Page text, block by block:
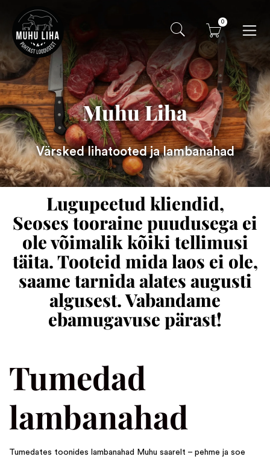
0
Muhu Liha
Värsked lihatooted ja lambanahad
Lugupeetud kliendid,
Seoses tooraine puudusega ei
ole võimalik kõiki tellimusi
täita. Tooteid mida laos ei ole,
saame tarnida alates augusti
algusest. Vabandame
ebamugavuse pärast!
Tumedad
lambanahad
Tumedates toonides lambanahad Muhu saarelt – pehme ja soe